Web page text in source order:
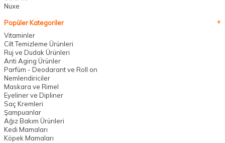
Nuxe
Popüler Kategoriler
Vitaminler
Cilt Temizleme Ürünleri
Ruj ve Dudak Ürünleri
Anti Aging Ürünler
Parfüm - Deodarant ve Roll on
Nemlendiriciler
Maskara ve Rimel
Eyeliner ve Dipliner
Saç Kremleri
Şampuanlar
Ağız Bakım Ürünleri
Kedi Mamaları
Köpek Mamaları